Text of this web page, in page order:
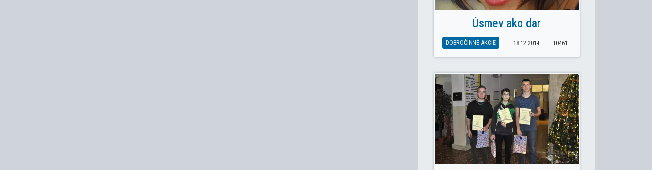
Úsmev ako dar
DOBROČINNÉ AKCIE 18.12.2014 10461